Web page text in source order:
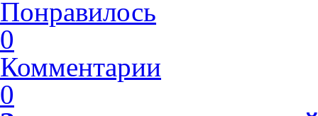
Понравилось
0
Комментарии
0